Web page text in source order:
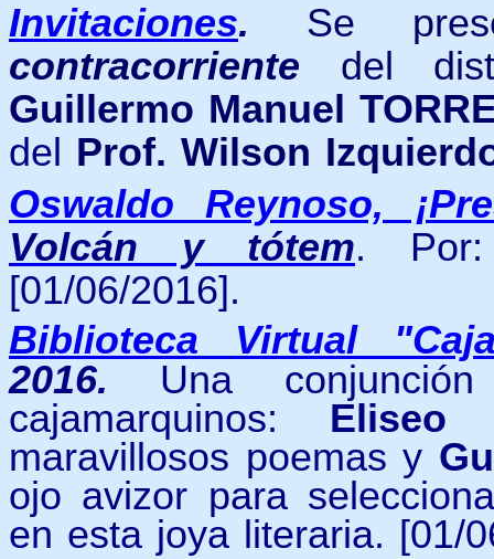
Invitaciones. Se
contracorriente del
Guillermo Manuel
del Prof. Wilson
Oswaldo Reynoso,
Volcán y tótem.
[01/06/2016].
Biblioteca Virtual
2016. Una
cajamarquinos: Eliseo
maravillosos poemas y
ojo avizor para
en esta joya literaria. [01/